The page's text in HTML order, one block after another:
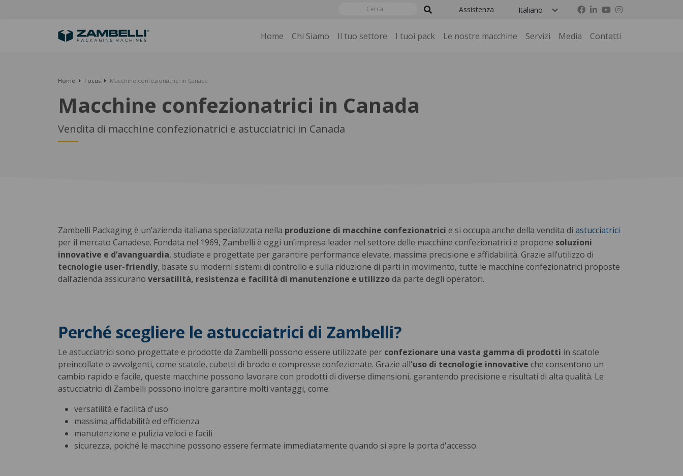
Assistenza
Home Chi Siamo Il tuo settore I tuoi pack Le nostre macchine Servizi Media Contatti
Home Focus Macchine confezionatrici in Canada
Macchine confezionatrici in Canada
Vendita di macchine confezionatrici e astucciatrici in Canada
Zambelli Packaging è un’azienda italiana specializzata nella produzione di macchine confezionatrici e si occupa anche della vendita di astucciatrici
per il mercato Canadese. Fondata nel 1969, Zambelli è oggi un’impresa leader nel settore delle macchine confezionatrici e propone soluzioni
innovative e d’avanguardia, studiate e progettate per garantire performance elevate, massima precisione e affidabilità. Grazie all’utilizzo di
tecnologie user-friendly, basate su moderni sistemi di controllo e sulla riduzione di parti in movimento, tutte le macchine confezionatrici proposte
dall’azienda assicurano versatilità, resistenza e facilità di manutenzione e utilizzoda parte degli operatori.
Perché scegliere le astucciatrici di Zambelli?
Le astucciatrici sono progettate e prodotte da Zambelli possono essere utilizzate per confezionare una vasta gamma di prodotti in scatole
preincollate o avvolgenti, come scatole, cubetti di brodo e compresse confezionate. Grazie all'uso di tecnologie innovative che consentono un
cambio rapido e facile, queste macchine possono lavorare con prodotti di diverse dimensioni, garantendo precisione e risultati di alta qualità. Le
astucciatrici di Zambelli possono inoltre garantire molti vantaggi, come:
versatilità e facilità d'uso
massima affidabilità ed efficienza
manutenzione e pulizia veloci e facili
sicurezza, poiché le macchine possono essere fermate immediatamente quando si apre la porta d'accesso.